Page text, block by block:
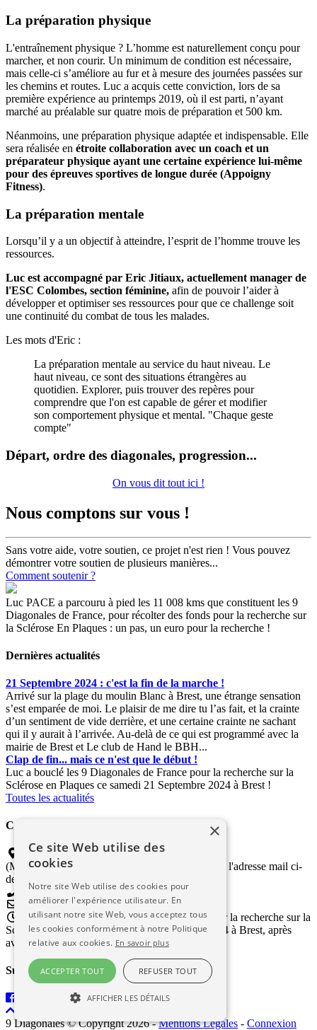
La préparation physique
L'entraînement physique ? L’homme est naturellement conçu pour
marcher, et non courir. Un minimum de condition est nécessaire,
mais celle-ci s’améliore au fur et à mesure des journées passées sur
les chemins et routes. Luc a acquis cette conviction, lors de sa
première expérience au printemps 2019, où il est parti, n’ayant
marché au préalable sur quatre mois de préparation et 500 km.
Néanmoins, une préparation physique adaptée et indispensable. Elle
sera réalisée en étroite collaboration avec un coach et un
préparateur physique ayant une certaine expérience lui-même
pour des épreuves sportives de longue durée (Appoigny
Fitness).
La préparation mentale
Lorsqu’il y a un objectif à atteindre, l’esprit de l’homme trouve les
ressources.
Luc est accompagné par Eric Jitiaux, actuellement manager de
l'ESC Colombes, section féminine, afin de pouvoir l’aider à
développer et optimiser ses ressources pour que ce challenge soit
une continuité du combat de tous les malades.
Les mots d'Eric :
La préparation mentale au service du haut niveau. Le
haut niveau, ce sont des situations étrangères au
quotidien. Explorer, puis trouver des repères pour
comprendre que l'on est capable de gérer et modifier
son comportement physique et mental. "Chaque geste
compte"
Départ, ordre des diagonales, progression...
On vous dit tout ici !
Nous comptons sur vous !
Sans votre aide, votre soutien, ce projet n'est rien ! Vous pouvez
démontrer votre soutien de plusieurs manières...
Comment soutenir ?
Luc PACE a parcouru à pied les 11 008 kms que constituent les 9
Diagonales de France, pour récolter des fonds pour la recherche sur
la Sclérose En Plaques : un pas, un euro pour la recherche !
Dernières actualités
21 Septembre 2024 : c'est la fin de la marche !
Arrivé sur la plage du moulin Blanc à Brest, une étrange sensation
s’est emparée de moi. Le plaisir de me dire tu l’as fait, et la crainte
d’un sentiment de vide derrière, et une certaine crainte ne sachant
qui il y aurait à l’arrivée. Au-delà de ce qui est programmé avec la
mairie de Brest et Le club de Hand le BBH...
Clap de fin... mais ce n'est que le début !
Luc a bouclé les 9 Diagonales de France pour la recherche sur la
Sclérose en Plaques ce samedi 21 Septembre 2024 à Brest !
Toutes les actualités
Contactez-nous
Coordinateur "Gîte et Couvert"
(Merci de transmettre vos propositions d'accueil à l'adresse mail ci-
dessous)
hebergement9diagonales@gmail.com
Luc a bouclé les 9 Diagonales de France pour la recherche sur la
Sclérose en Plaques le samedi 21 Septembre 2024 à Brest, après
avoir parcouru plus de 11 000kms !
Suivez-nous
9 Diagonales © Copyright 2026-Mentions Légales - Connexion
×
Ce site Web utilise des
cookies
Notre site Web utilise des cookies pour
améliorer l'expérience utilisateur. En
utilisant notre site Web, vous acceptez tous
les cookies conformément à notre Politique
relative aux cookies. En savoir plus
ACCEPTER TOUT REFUSER TOUT
AFFICHER LES DÉTAILS